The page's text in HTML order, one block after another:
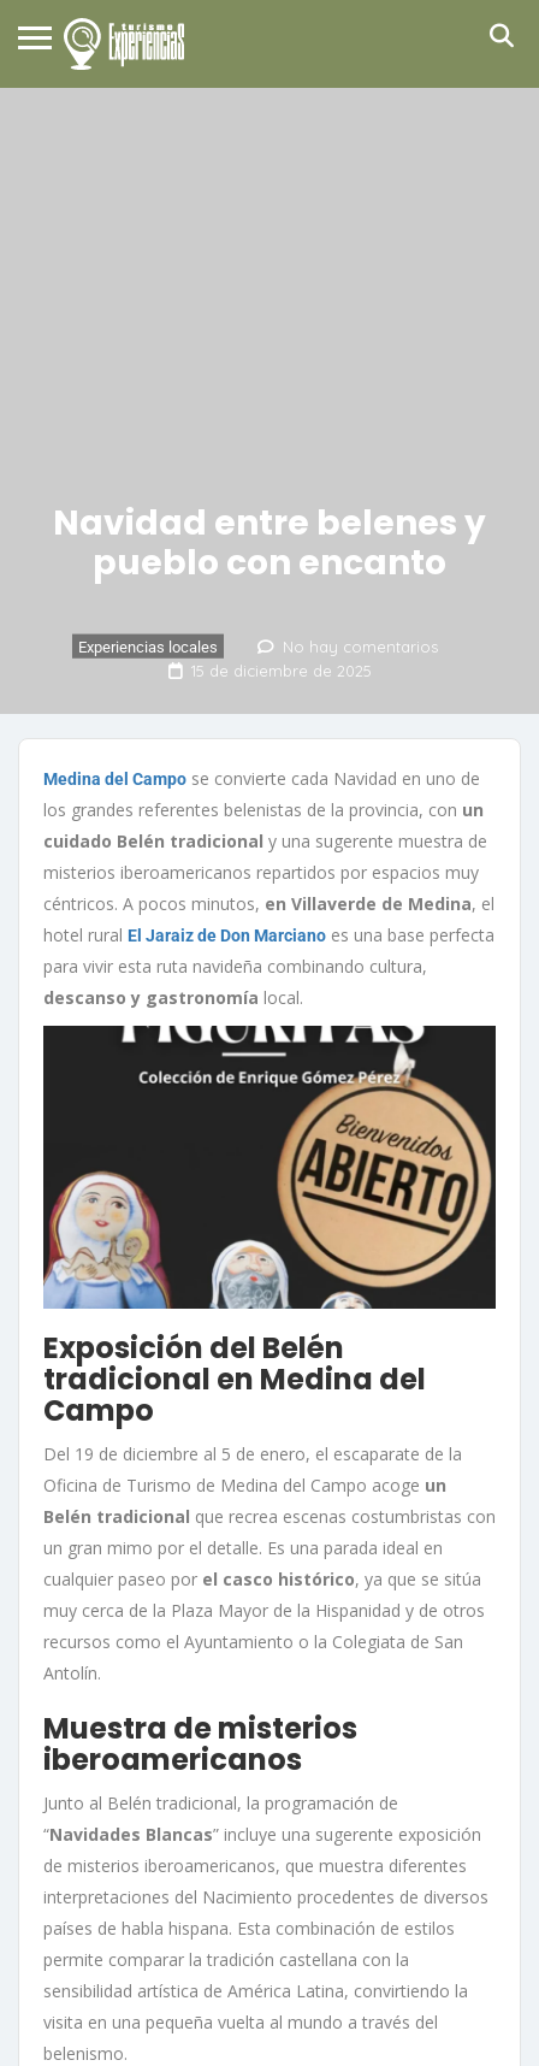
Navidad entre belenes y
pueblo con encanto
Experiencias locales
No hay comentarios
15 de diciembre de 2025
Medina del Campo se convierte cada Navidad en uno de
los grandes referentes belenistas de la provincia, con un
cuidado Belén tradicional y una sugerente muestra de
misterios iberoamericanos repartidos por espacios muy
céntricos. A pocos minutos, en Villaverde de Medina, el
hotel rural El Jaraiz de Don Marciano es una base perfecta
para vivir esta ruta navideña combinando cultura,
descanso y gastronomía local.
Exposición del Belén
tradicional en Medina del
Campo
Del 19 de diciembre al 5 de enero, el escaparate de la
Oficina de Turismo de Medina del Campo acoge un
Belén tradicional que recrea escenas costumbristas con
un gran mimo por el detalle. Es una parada ideal en
cualquier paseo por el casco histórico, ya que se sitúa
muy cerca de la Plaza Mayor de la Hispanidad y de otros
recursos como el Ayuntamiento o la Colegiata de San
Antolín.
Muestra de misterios
iberoamericanos
Junto al Belén tradicional, la programación de
“Navidades Blancas” incluye una sugerente exposición
de misterios iberoamericanos, que muestra diferentes
interpretaciones del Nacimiento procedentes de diversos
países de habla hispana. Esta combinación de estilos
permite comparar la tradición castellana con la
sensibilidad artística de América Latina, convirtiendo la
visita en una pequeña vuelta al mundo a través del
belenismo.